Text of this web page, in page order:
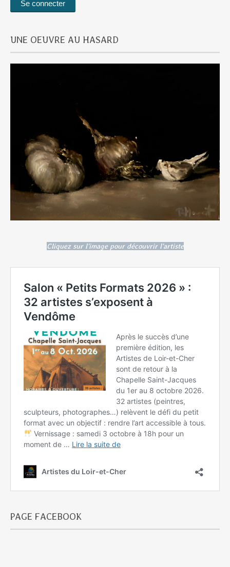
UNE OEUVRE AU HASARD
Cliquez sur l'image pour découvrir l'artiste
PAGE FACEBOOK